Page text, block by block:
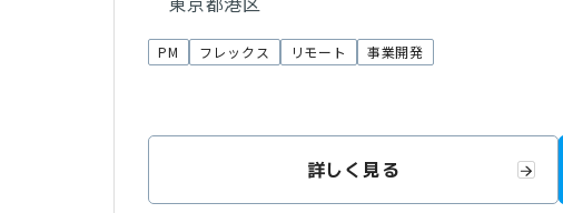
PM フレックス リモート 事業開発
詳しく見る